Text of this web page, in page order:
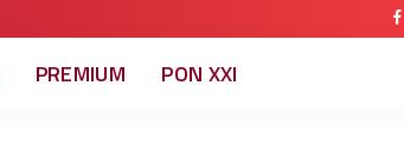
PREMIUM PON XXI